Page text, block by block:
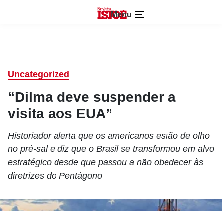
Menu
Uncategorized
“Dilma deve suspender a
visita aos EUA”
Historiador alerta que os americanos estão de olho
no pré-sal e diz que o Brasil se transformou em alvo
estratégico desde que passou a não obedecer às
diretrizes do Pentágono